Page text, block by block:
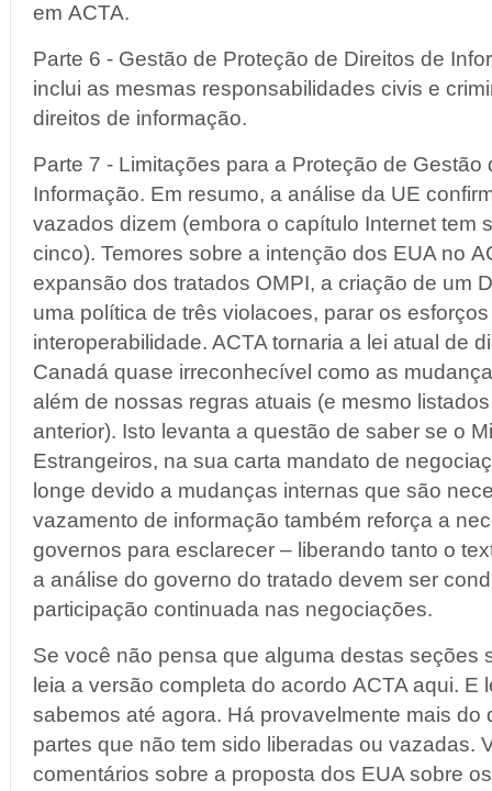
em ACTA.
Parte 6 - Gestão de Proteção de Direitos de
inclui as mesmas responsabilidades civis e
direitos de informação.
Parte 7 - Limitações para a Proteção de Gestão
Informação. Em resumo, a análise da UE
vazados dizem (embora o capítulo Internet tem
cinco). Temores sobre a intenção dos EUA no
expansão dos tratados OMPI, a criação de um
uma política de três violacoes, parar os
interoperabilidade. ACTA tornaria a lei atual de
Canadá quase irreconhecível como as
além de nossas regras atuais (e mesmo
anterior). Isto levanta a questão de saber se o
Estrangeiros, na sua carta mandato de
longe devido a mudanças internas que são
vazamento de informação também reforça a
governos para esclarecer – liberando tanto o
a análise do governo do tratado devem ser
participação continuada nas negociações.
Se você não pensa que alguma destas seções
leia a versão completa do acordo ACTA aqui. E
sabemos até agora. Há provavelmente mais do
partes que não tem sido liberadas ou vazadas.
comentários sobre a proposta dos EUA sobre